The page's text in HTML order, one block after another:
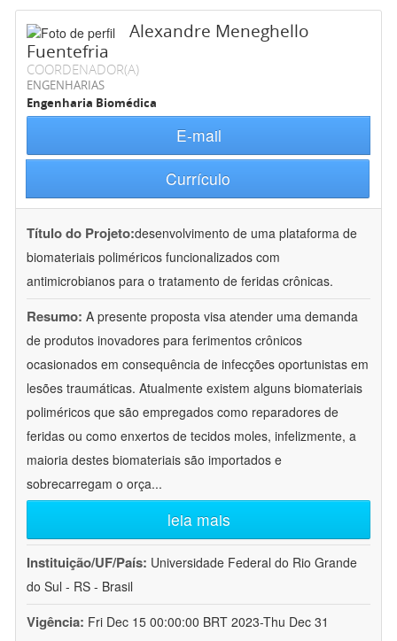
Alexandre Meneghello
Fuentefria
COORDENADOR(A)
ENGENHARIAS
Engenharia Biomédica
E-mail
Currículo
Título do Projeto:desenvolvimento de uma plataforma de
biomateriais poliméricos funcionalizados com
antimicrobianos para o tratamento de feridas crônicas.
Resumo: A presente proposta visa atender uma demanda
de produtos inovadores para ferimentos crônicos
ocasionados em consequência de infecções oportunistas em
lesões traumáticas. Atualmente existem alguns biomateriais
poliméricos que são empregados como reparadores de
feridas ou como enxertos de tecidos moles, infelizmente, a
maioria destes biomateriais são importados e
sobrecarregam o orça...
leia mais
Instituição/UF/País: Universidade Federal do Rio Grande
do Sul - RS - Brasil
Vigência: Fri Dec 15 00:00:00 BRT 2023-Thu Dec 31